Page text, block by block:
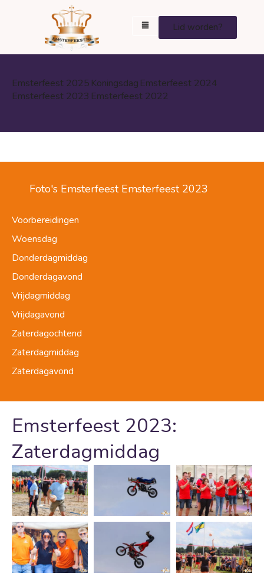
Lid worden?
Emsterfeest 2025 Koningsdag Emsterfeest 2024
Emsterfeest 2023 Emsterfeest 2022
Foto's Emsterfeest Emsterfeest 2023
Voorbereidingen
Woensdag
Donderdagmiddag
Donderdagavond
Vrijdagmiddag
Vrijdagavond
Zaterdagochtend
Zaterdagmiddag
Zaterdagavond
Emsterfeest 2023:
Zaterdagmiddag